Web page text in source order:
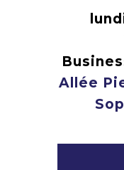
Allée